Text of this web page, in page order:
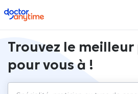
doctoranytime
Trouvez le
pour vous à !